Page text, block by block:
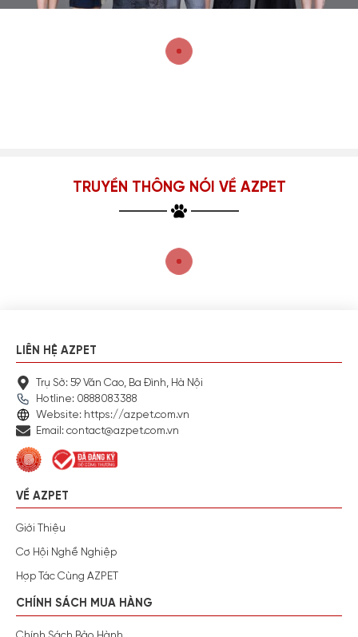
TRUYỀN THÔNG NÓI VỀ AZPET
LIÊN HỆ AZPET
Trụ Sở: 59 Văn Cao, Ba Đình, Hà Nội
Hotline: 0888083388
Website: https://azpet.com.vn
Email: contact@azpet.com.vn
VỀ AZPET
Giới Thiệu
Cơ Hội Nghề Nghiệp
Hợp Tác Cùng AZPET
CHÍNH SÁCH MUA HÀNG